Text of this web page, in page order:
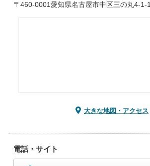
〒460-0001愛知県名古屋市中区三の丸4-1-1
大きな地図・アクセス
電話・サイト